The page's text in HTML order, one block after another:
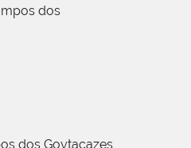
dos
dos Goytacazes